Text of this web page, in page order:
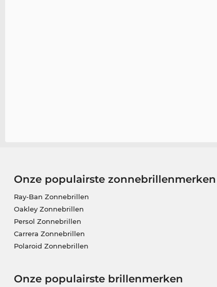
Onze populairste zonnebrillenmerken
Ray-Ban Zonnebrillen
Oakley Zonnebrillen
Persol Zonnebrillen
Carrera Zonnebrillen
Polaroid Zonnebrillen
Onze populairste brillenmerken